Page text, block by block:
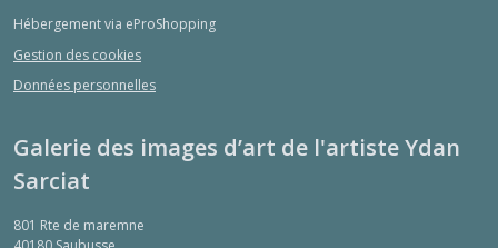
Hébergement via eProShopping
Gestion des cookies
Données personnelles
Galerie des images d’art de l'artiste Ydan
Sarciat
801 Rte de maremne